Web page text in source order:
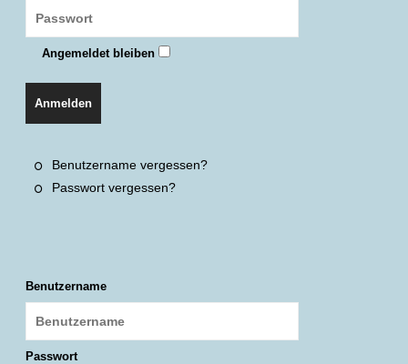
Angemeldet bleiben
Anmelden
Benutzername vergessen?
Passwort vergessen?
Benutzername
Passwort